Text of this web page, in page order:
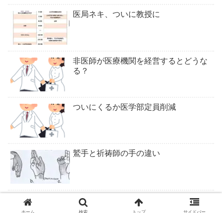
医局ネキ、ついに教授に
非医師が医療機関を経営するとどうな
る？
ついにくるか医学部定員削減
鷲手と祈祷師の手の違い
ロキソニンテープは腰痛症に適応なし
ホーム 検索 トップ サイドバー